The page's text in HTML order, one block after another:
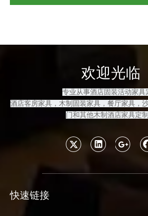
欢迎光临
专业从事酒店固装活动家具
酒店客房家具，木制固装家具 ，餐厅家具，
门和其他木制酒店家具定制
快速链接